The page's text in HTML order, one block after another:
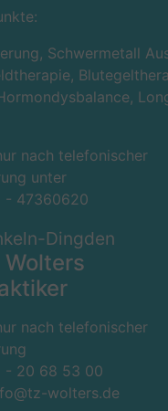
Schwermetall
nach telefonischer
unter
- 47360620
Dingden
Wolters
nach telefonischer
- 20 68 53 00
wolters.de